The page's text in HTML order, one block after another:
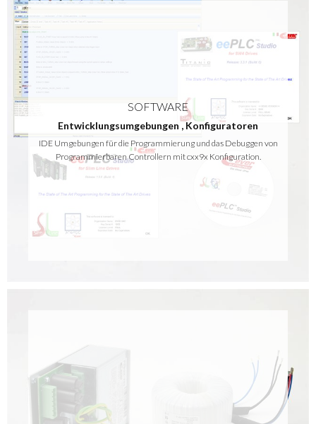
SOFTWARE
Entwicklungsumgebungen ,Konfiguratoren
IDE Umgebungen für die Programmierung und das Debuggen von
Programmierbaren Controllern mit cxx9x Konfiguration.